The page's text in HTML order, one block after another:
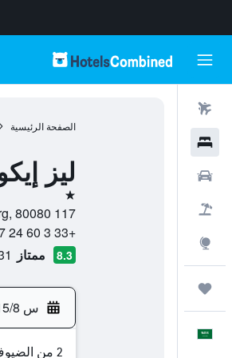
الصفحة الرئيسية
ليز
نجمة واحدة
117 rue Gutenberg, 80080, أميان, إقليم سوم, فرنسا
+33 3 60 24 77 24
8.3 ممتاز 631 من
س 15/8
2 من الضيوف، غرفة واحدة